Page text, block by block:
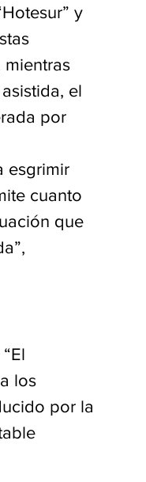
y
mientras
el
por
esgrimir
cuanto
que
los
por la